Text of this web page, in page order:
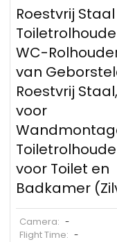
Roestvrij Staal
WC-
van
Roestvrij Staal,
voor
voor Toilet en
Badkamer
Camera: -
Flight Time: -